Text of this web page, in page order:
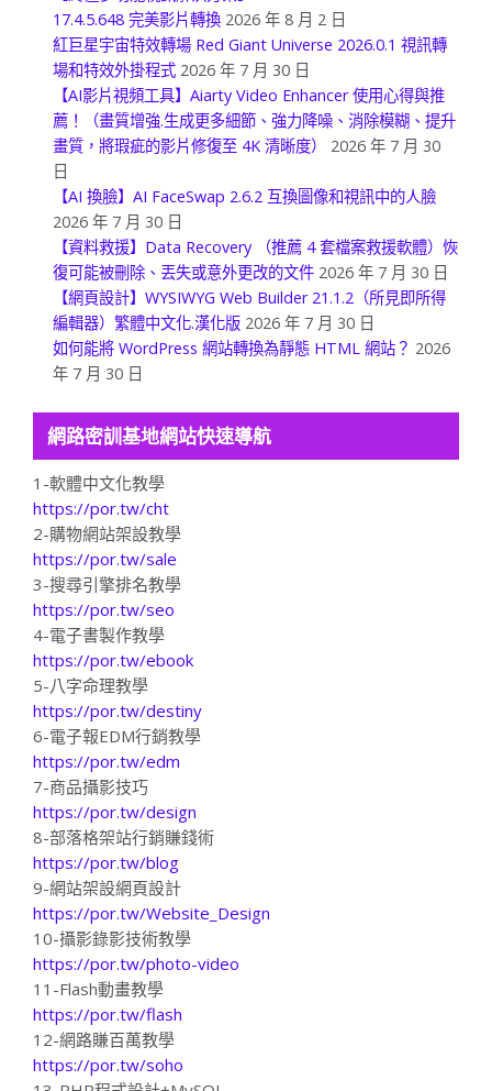
17.4.5.648 完美影片轉換 2026 年 8 月 2 日
紅巨星宇宙特效轉場 Red Giant Universe 2026.0.1 視訊轉
場和特效外掛程式 2026 年 7 月 30 日
【AI影片視頻工具】Aiarty Video Enhancer 使用心得與推
薦！（畫質增強.生成更多細節、強力降噪、消除模糊、提升
畫質，將瑕疵的影片修復至 4K 清晰度）
2026 年 7 月 30
日
【AI 換臉】AI FaceSwap 2.6.2 互換圖像和視訊中的人臉
2026 年 7 月 30 日
【資料救援】Data Recovery （推薦 4 套檔案救援軟體）恢
復可能被刪除、丟失或意外更改的文件 2026 年 7 月 30 日
【網頁設計】WYSIWYG Web Builder 21.1.2（所見即所得
編輯器）繁體中文化.漢化版 2026 年 7 月 30 日
如何能將 WordPress 網站轉換為靜態 HTML 網站？ 2026
年 7 月 30 日
網路密訓基地網站快速導航
1-軟體中文化教學
https://por.tw/cht
2-購物網站架設教學
https://por.tw/sale
3-搜尋引擎排名教學
https://por.tw/seo
4-電子書製作教學
https://por.tw/ebook
5-八字命理教學
https://por.tw/destiny
6-電子報EDM行銷教學
https://por.tw/edm
7-商品攝影技巧
https://por.tw/design
8-部落格架站行銷賺錢術
https://por.tw/blog
9-網站架設網頁設計
https://por.tw/Website_Design
10-攝影錄影技術教學
https://por.tw/photo-video
11-Flash動畫教學
https://por.tw/flash
12-網路賺百萬教學
https://por.tw/soho